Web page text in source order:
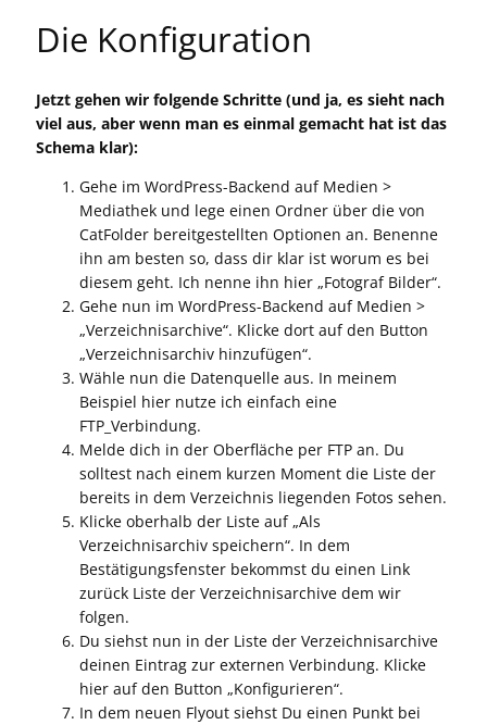
Die Konfiguration
Jetzt gehen wir folgende Schritte (und ja, es sieht nach
viel aus, aber wenn man es einmal gemacht hat ist das
Schema klar):
Gehe im WordPress-Backend auf Medien >
Mediathek und lege einen Ordner über die von
CatFolder bereitgestellten Optionen an. Benenne
ihn am besten so, dass dir klar ist worum es bei
diesem geht. Ich nenne ihn hier „Fotograf Bilder“.
Gehe nun im WordPress-Backend auf Medien >
„Verzeichnisarchive“. Klicke dort auf den Button
„Verzeichnisarchiv hinzufügen“.
Wähle nun die Datenquelle aus. In meinem
Beispiel hier nutze ich einfach eine
FTP_Verbindung.
Melde dich in der Oberfläche per FTP an. Du
solltest nach einem kurzen Moment die Liste der
bereits in dem Verzeichnis liegenden Fotos sehen.
Klicke oberhalb der Liste auf „Als
Verzeichnisarchiv speichern“. In dem
Bestätigungsfenster bekommst du einen Link
zurück Liste der Verzeichnisarchive dem wir
folgen.
Du siehst nun in der Liste der Verzeichnisarchive
deinen Eintrag zur externen Verbindung. Klicke
hier auf den Button „Konfigurieren“.
In dem neuen Flyout siehst Du einen Punkt bei